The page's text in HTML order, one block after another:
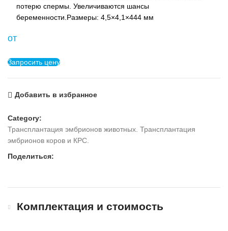
потерю спермы. Увеличиваются шансы
беременности.Размеры: 4,5×4,1×444 мм
от
Запросить цену
Добавить в избранное
Category:
Трансплантация эмбрионов животных. Трансплантация
эмбрионов коров и КРС.
Поделиться:
Комплектация и стоимость